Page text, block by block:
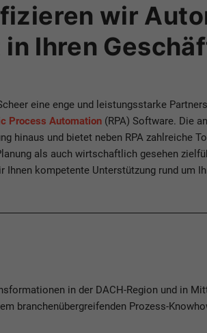
wir
Ihren
eine enge und leistungsstarke
Process Automation (RPA) Software. Die
hinaus und bietet neben RPA zahlreiche
als auch wirtschaftlich gesehen
kompetente Unterstützung rund um
in der DACH-Region und in
branchenübergreifenden Prozess-